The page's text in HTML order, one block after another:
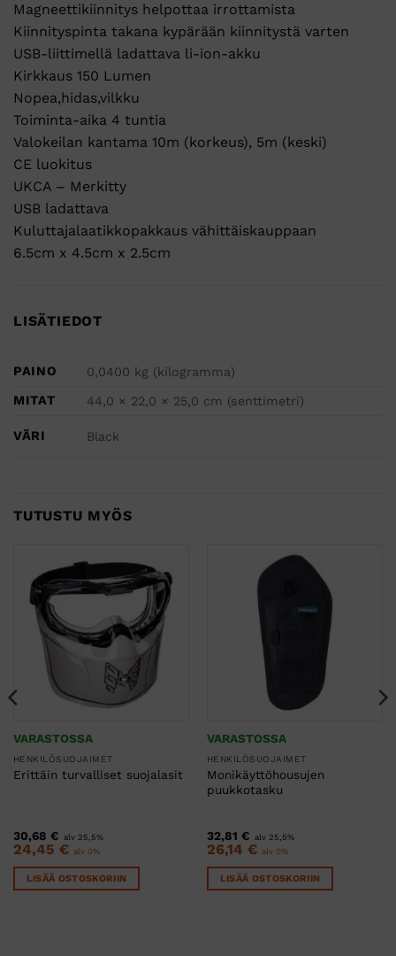
Magneettikiinnitys helpottaa irrottamista
Kiinnityspinta takana kypärään kiinnitystä varten
USB-liittimellä ladattava li-ion-akku
Kirkkaus 150 Lumen
Nopea,hidas,vilkku
Toiminta-aika 4 tuntia
Valokeilan kantama 10m (korkeus), 5m (keski)
CE luokitus
UKCA – Merkitty
USB ladattava
Kuluttajalaatikkopakkaus vähittäiskauppaan
6.5cm x 4.5cm x 2.5cm
LISÄTIEDOT
PAINO
0,0400 kg (kilogramma)
MITAT
44,0 × 22,0 × 25,0 cm (senttimetri)
VÄRI Black
TUTUSTU MYÖS
VARASTOSSA
HENKILÖSUOJAIMET
Erittäin turvalliset suojalasit
30,68 € alv 25,5%
24,45 € alv 0%
LISÄÄ OSTOSKORIIN
VARASTOSSA
HENKILÖSUOJAIMET
Monikäyttöhousujen
puukkotasku
32,81 € alv 25,5%
26,14 € alv 0%
LISÄÄ OSTOSKORIIN